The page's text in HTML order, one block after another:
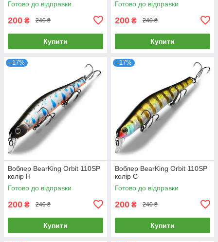
Готово до відправки
200 ₴ 240 ₴
Купити
Готово до відправки
200 ₴ 240 ₴
Купити
–17%
Воблер BearKing Orbit 110SP
колір H
Готово до відправки
200 ₴ 240 ₴
Купити
–17%
Воблер BearKing Orbit 110SP
колір C
Готово до відправки
200 ₴ 240 ₴
Купити